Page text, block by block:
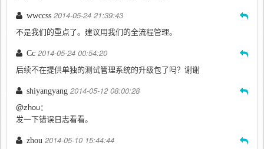
wwccss 2014-05-24 21:39:43
不是我们的重点了。建议用我们的全流程管理。
Cc 2014-05-24 00:54:20
后续不在提供单独的测试管理系统的升级包了吗？谢谢
shiyangyang 2014-05-12 08:00:28
@zhou：
发一下错误日志看看。
zhou 2014-05-10 15:44:44